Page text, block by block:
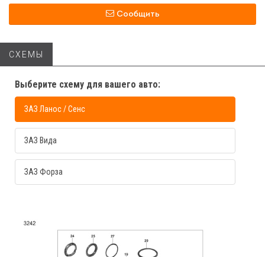
Сообщить
СХЕМЫ
Выберите схему для вашего авто:
ЗАЗ Ланос / Сенс
ЗАЗ Вида
ЗАЗ Форза